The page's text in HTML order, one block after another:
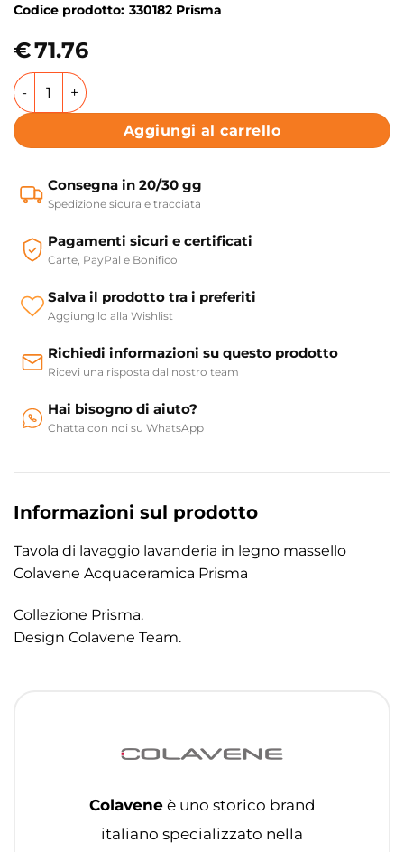
Codice prodotto: 330182 Prisma
€71.76
Tavola di lavaggio lavanderia in legno massello Colavene
Aggiungi al carrello
Consegna in 20/30 gg
Spedizione sicura e tracciata
Pagamenti sicuri e certificati
Carte, PayPal e Bonifico
Salva il prodotto tra i preferiti
Aggiungilo alla Wishlist
Richiedi informazioni su questo prodotto
Ricevi una risposta dal nostro team
Hai bisogno di aiuto?
Chatta con noi su WhatsApp
Informazioni sul prodotto
Tavola di lavaggio lavanderia in legno massello
Colavene Acquaceramica Prisma
Collezione Prisma.
Design Colavene Team.
Colaveneè uno storico brand
italiano specializzato nella